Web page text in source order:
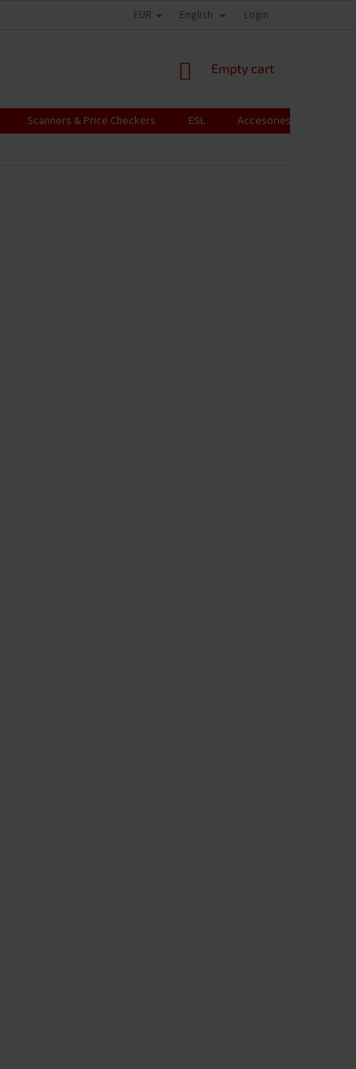
EUR English Login
SHOPPING
Empty cart
Scanners & Price Checkers ESL Accesories